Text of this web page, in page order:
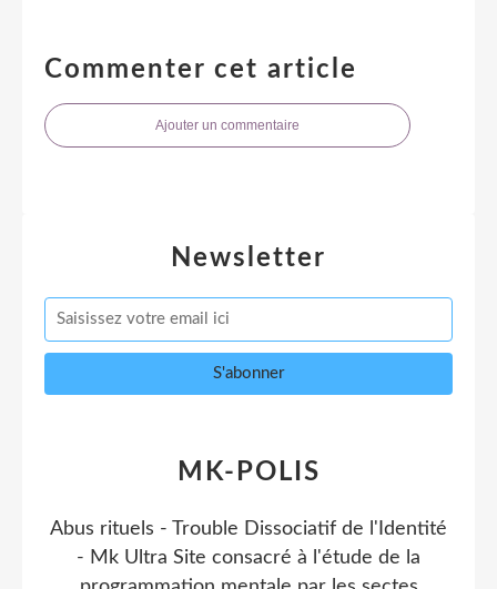
Commenter cet article
Ajouter un commentaire
Newsletter
MK-POLIS
Abus rituels - Trouble Dissociatif de l'Identité
- Mk Ultra Site consacré à l'étude de la